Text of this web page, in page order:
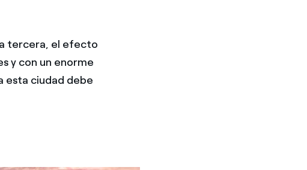
tercera, el efecto
y con un enorme
esta ciudad debe